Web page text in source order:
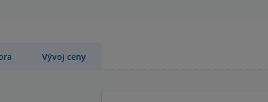
Vývoj ceny